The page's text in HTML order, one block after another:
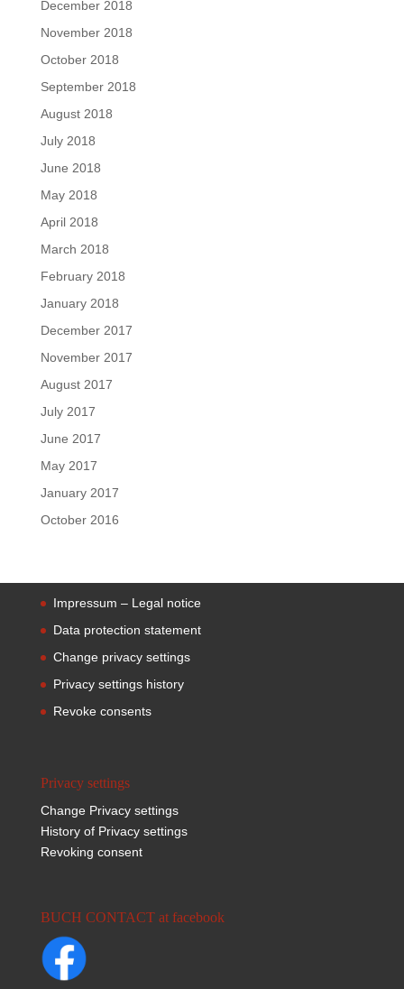
December 2018
November 2018
October 2018
September 2018
August 2018
July 2018
June 2018
May 2018
April 2018
March 2018
February 2018
January 2018
December 2017
November 2017
August 2017
July 2017
June 2017
May 2017
January 2017
October 2016
Impressum – Legal notice
Data protection statement
Change privacy settings
Privacy settings history
Revoke consents
Privacy settings
Change Privacy settings
History of Privacy settings
Revoking consent
BUCH CONTACT at facebook